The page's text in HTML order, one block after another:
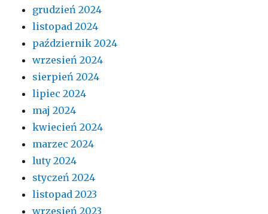
grudzień 2024
listopad 2024
październik 2024
wrzesień 2024
sierpień 2024
lipiec 2024
maj 2024
kwiecień 2024
marzec 2024
luty 2024
styczeń 2024
listopad 2023
wrzesień 2023